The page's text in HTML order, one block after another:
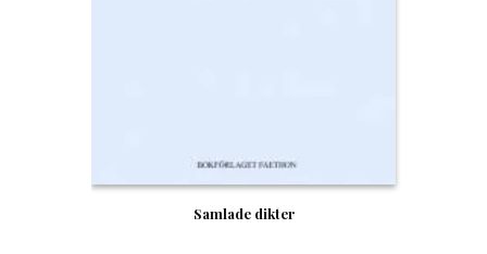
Samlade dikter